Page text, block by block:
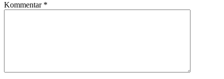
Kommentar *